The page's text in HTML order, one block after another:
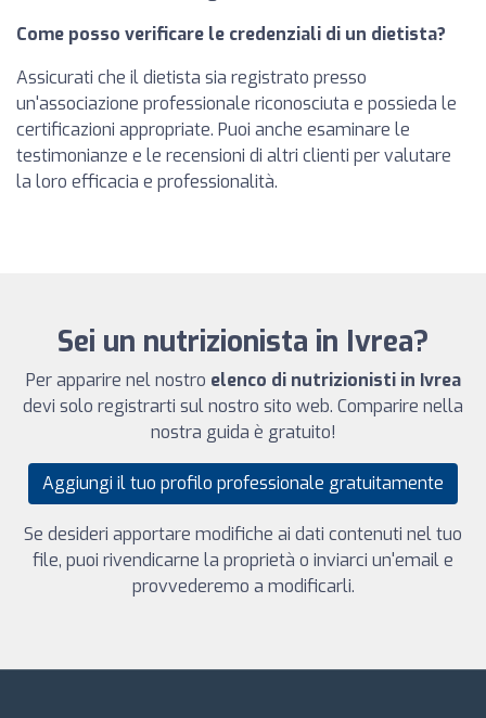
Come posso verificare le credenziali di un dietista?
Assicurati che il dietista sia registrato presso
un'associazione professionale riconosciuta e possieda le
certificazioni appropriate. Puoi anche esaminare le
testimonianze e le recensioni di altri clienti per valutare
la loro efficacia e professionalità.
Sei un nutrizionista in Ivrea?
Per apparire nel nostro elenco di nutrizionisti in Ivrea
devi solo registrarti sul nostro sito web. Comparire nella
nostra guida è gratuito!
Aggiungi il tuo profilo professionale gratuitamente
Se desideri apportare modifiche ai dati contenuti nel tuo
file, puoi rivendicarne la proprietà o inviarci un'email e
provvederemo a modificarli.